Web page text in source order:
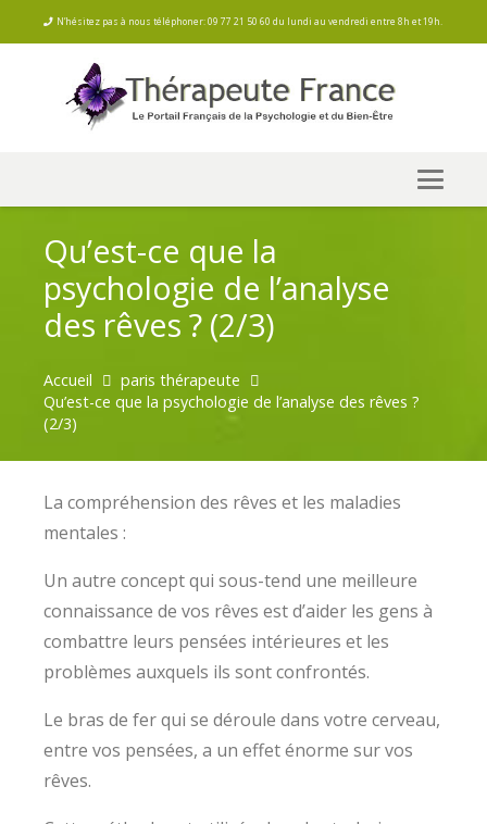
N’hésitez pas à nous téléphoner: 09 77 21 50 60 du lundi au vendredi entre 8h et 19h.
Qu’est-ce que la
psychologie de l’analyse
des rêves ? (2/3)
Accueil
paris thérapeute
Qu’est-ce que la psychologie de l’analyse des rêves ?
(2/3)
La compréhension des rêves et les maladies
mentales :
Un autre concept qui sous-tend une meilleure
connaissance de vos rêves est d’aider les gens à
combattre leurs pensées intérieures et les
problèmes auxquels ils sont confrontés.
Le bras de fer qui se déroule dans votre cerveau,
entre vos pensées, a un effet énorme sur vos
rêves.